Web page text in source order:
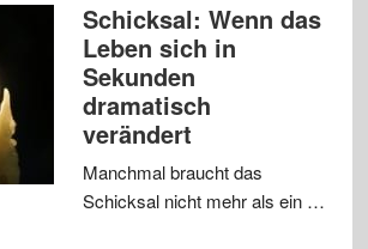
Schicksal: Wenn das
Leben sich in
Sekunden
dramatisch
verändert
Manchmal braucht das
Schicksal nicht mehr als ein …